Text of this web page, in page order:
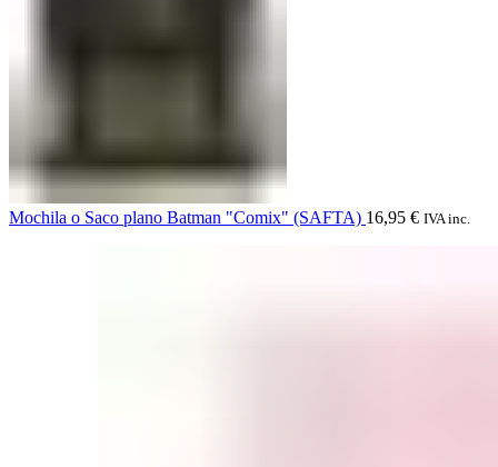
Mochila o Saco plano Batman "Comix" (SAFTA) 16,95 € IVA inc.